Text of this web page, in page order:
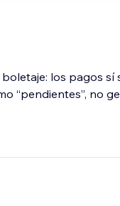
los pagos
“pendientes”, no